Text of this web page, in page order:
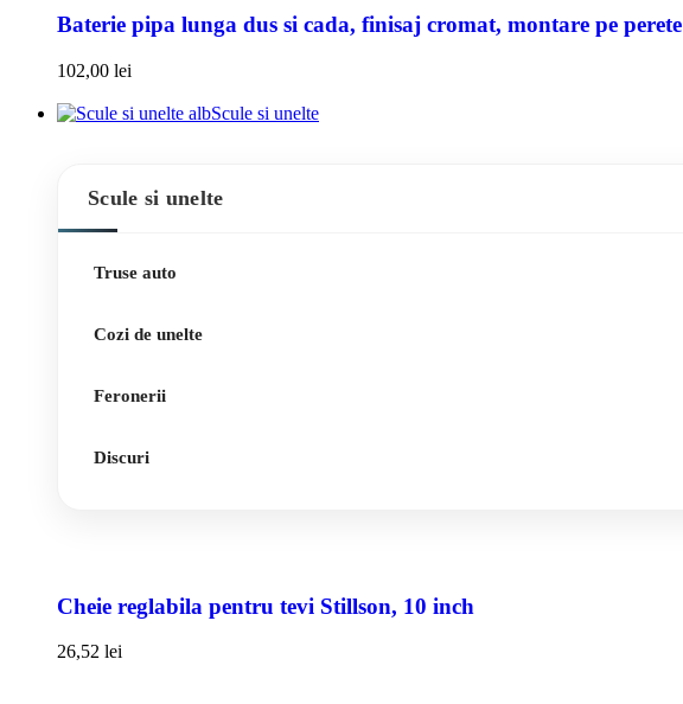
Baterie pipa lunga dus si cada, finisaj cromat, montare pe perete
102,00 lei
Scule si unelte
Scule si unelte
Truse auto
Cozi de unelte
Feronerii
Discuri
Cheie reglabila pentru tevi Stillson, 10 inch
26,52 lei